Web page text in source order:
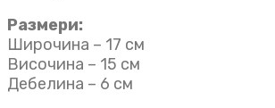
Размери:
Широчина – 17 см
Височина – 15 см
Дебелина – 6 см